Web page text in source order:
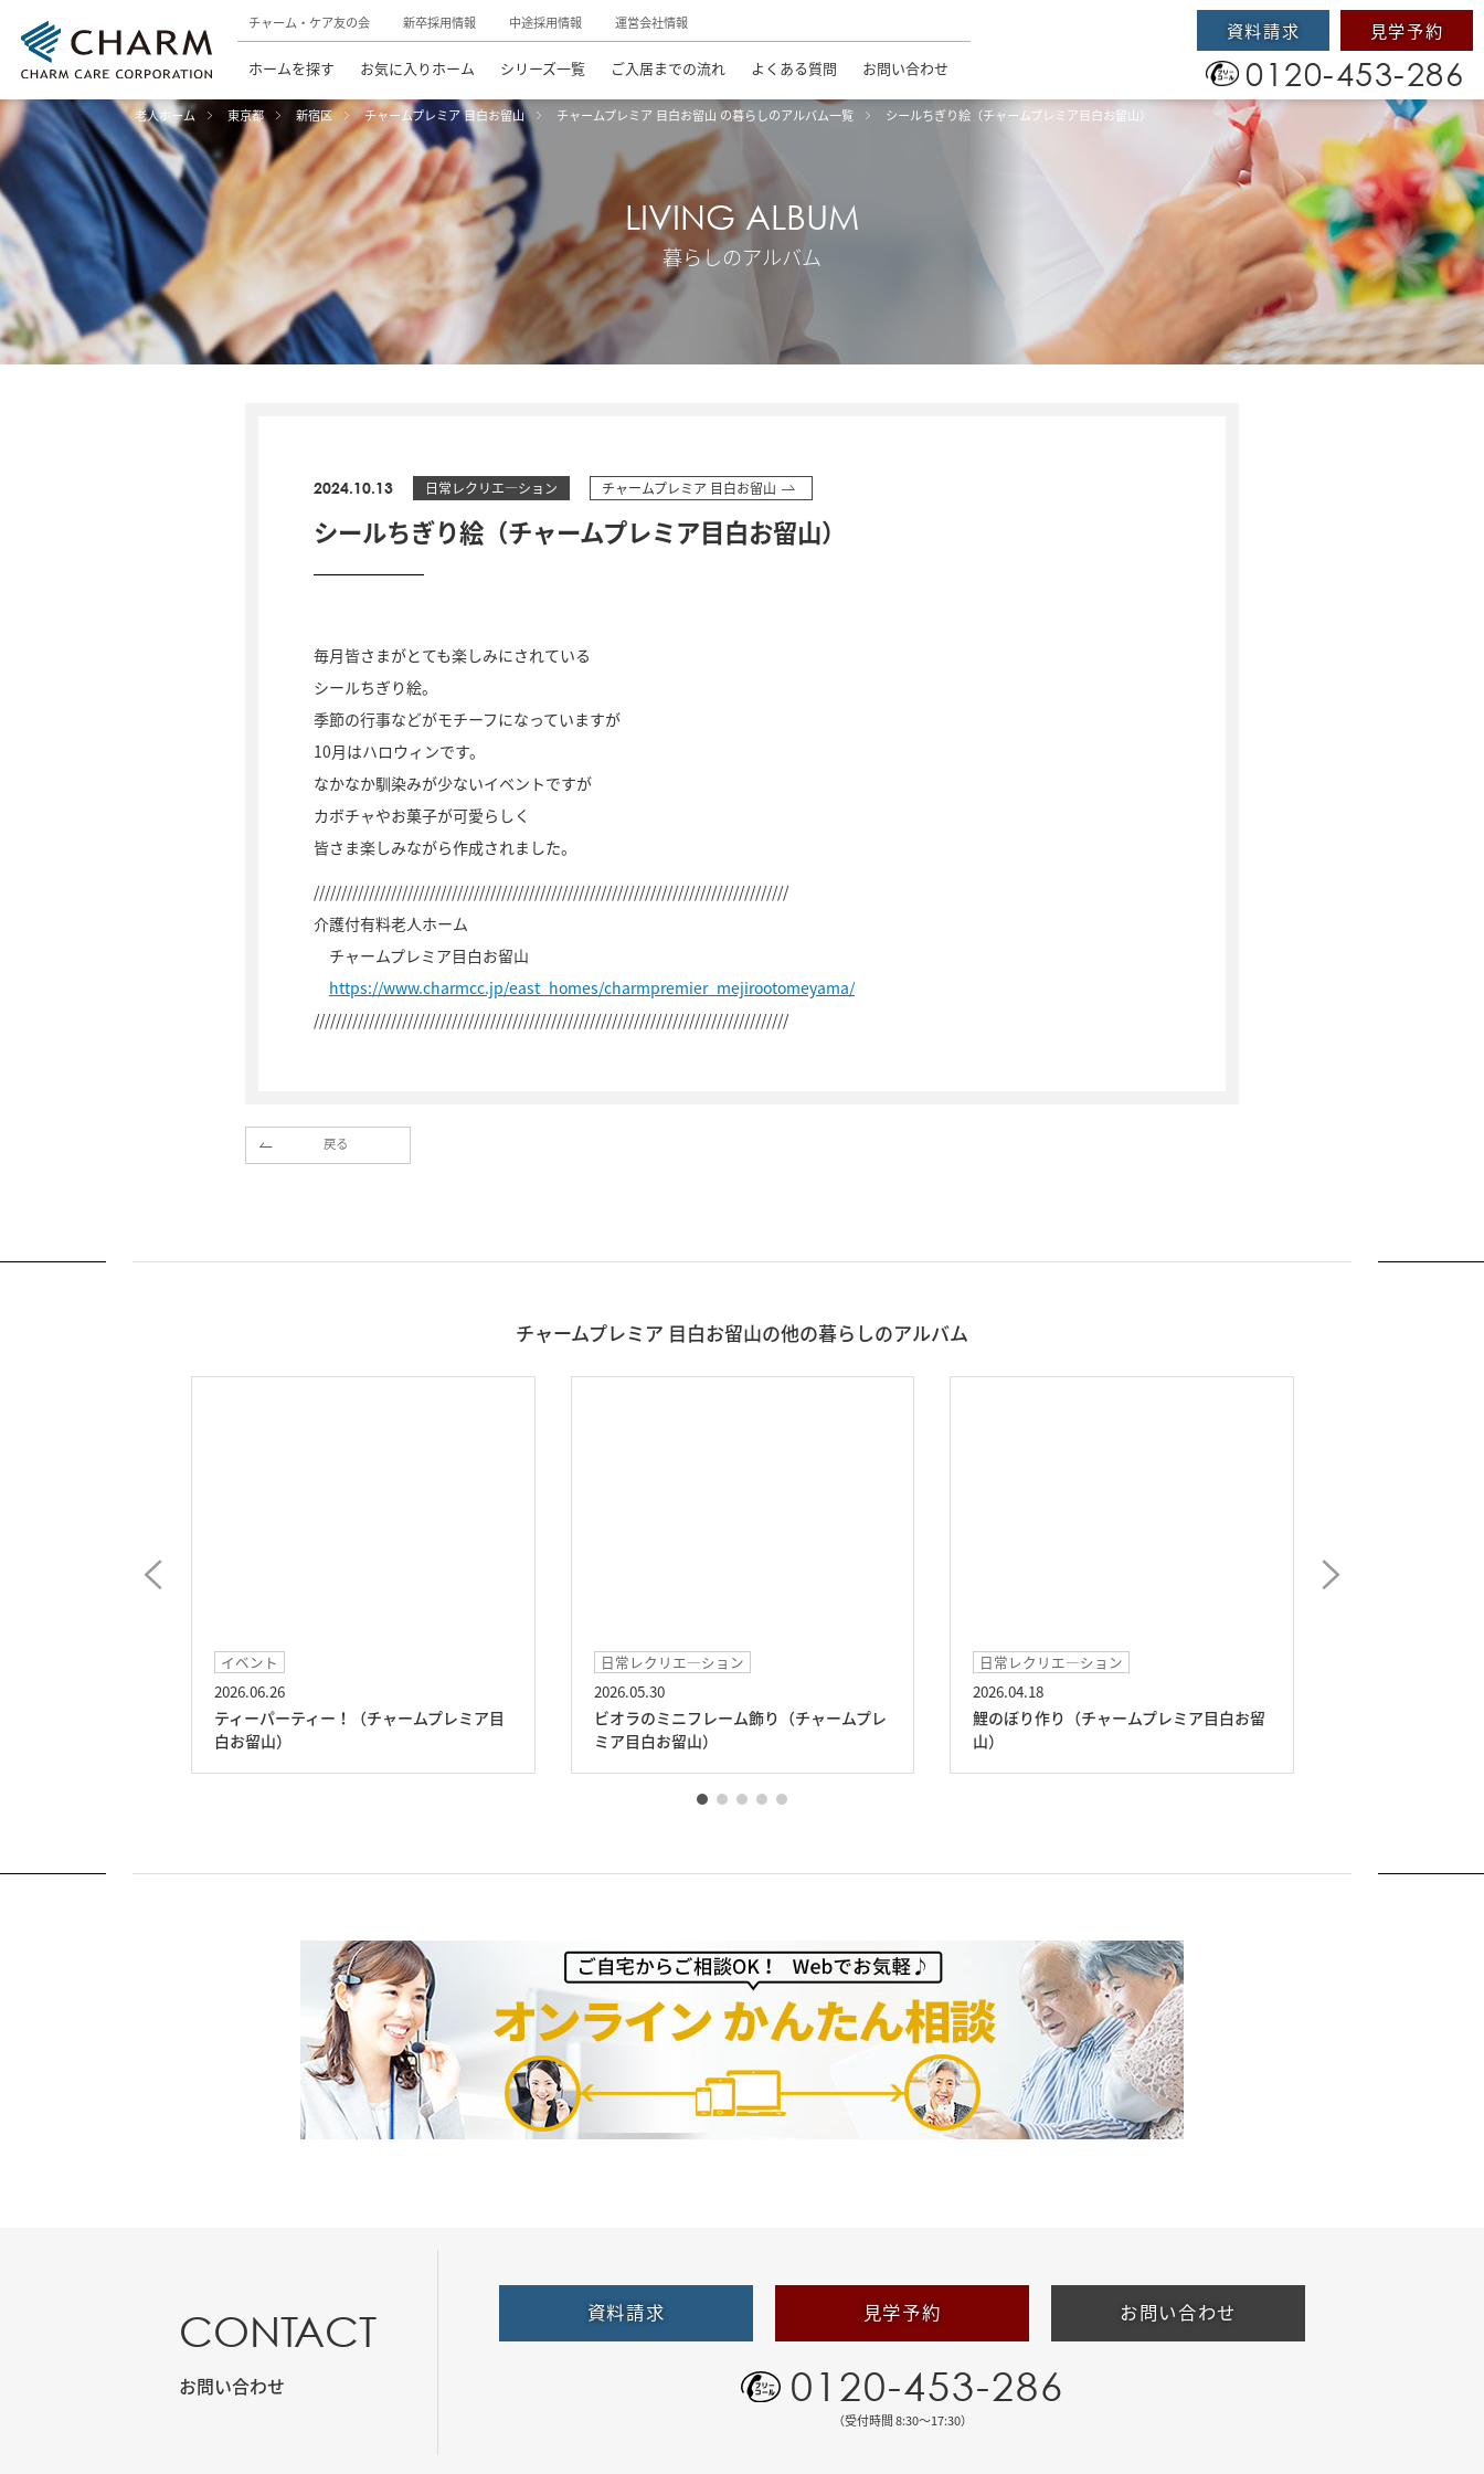
チャーム・ケア友の会 新卒採用情報 中途採用情報 運営会社情報
ホームを探す お気に入りホーム シリーズ一覧 ご入居までの流れ よくある質問 お問い合わせ
資料請求 見学予約
0120-453-286
老人ホーム 東京都 新宿区 チャームプレミア 目白お留山 チャームプレミア 目白お留山 の暮らしのアルバム一覧 シールちぎり絵（チャームプレミア目白お留山）
LIVING ALBUM
暮らしのアルバム
2024.10.13 日常レクリエ―ション チャームプレミア 目白お留山
シールちぎり絵（チャームプレミア目白お留山）
毎月皆さまがとても楽しみにされている
シールちぎり絵。
季節の行事などがモチーフになっていますが
10月はハロウィンです。
なかなか馴染みが少ないイベントですが
カボチャやお菓子が可愛らしく
皆さま楽しみながら作成されました。
//////////////////////////////////////////////////////////////////////////////////////
介護付有料老人ホーム
チャームプレミア目白お留山
https://www.charmcc.jp/east_homes/charmpremier_mejirootomeyama/
//////////////////////////////////////////////////////////////////////////////////////
戻る
チャームプレミア 目白お留山の他の暮らしのアルバム
イベント
2026.06.26
ティーパーティー！（チャームプレミア目
白お留山）
日常レクリエ―ション
2026.05.30
ビオラのミニフレーム飾り（チャームプレ
ミア目白お留山）
日常レクリエ―ション
2026.04.18
鯉のぼり作り（チャームプレミア目白お留
山）
CONTACT
お問い合わせ
資料請求 見学予約 お問い合わせ
0120-453-286
（受付時間 8:30〜17:30）